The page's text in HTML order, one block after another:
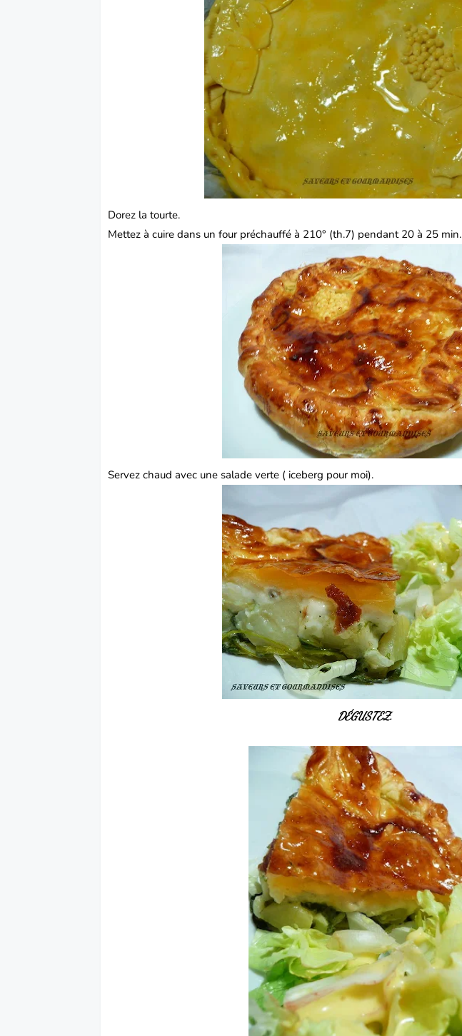
Dorez la tourte.
Mettez à cuire dans un four préchauffé à 210° (th.7) pendant 20 à 25 min.
Servez chaud avec une salade verte ( iceberg pour moi).
DÉGUSTEZ.